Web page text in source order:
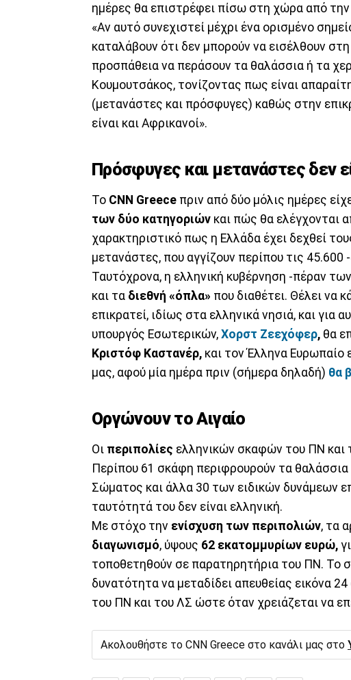
ημέρες θα επιστρέφει πίσω στη χώρα από την
«Αν αυτό συνεχιστεί μέχρι ένα ορισμένο
καταλάβουν ότι δεν μπορούν να εισέλθουν
προσπάθεια να περάσουν τα θαλάσσια ή τα
Κουμουτσάκος, τονίζοντας πως είναι
(μετανάστες και πρόσφυγες) καθώς στην
είναι και Αφρικανοί».
Πρόσφυγες και μετανάστες δεν
Το CNN Greece πριν από δύο μόλις ημέρες
των δύο κατηγοριών και πώς θα ελέγχονται
χαρακτηριστικό πως η Ελλάδα έχει δεχθεί
μετανάστες, που αγγίζουν περίπου τις 45.600
Ταυτόχρονα, η ελληνική κυβέρνηση -πέραν των
και τα διεθνή «όπλα» που διαθέτει. Θέλει να
επικρατεί, ιδίως στα ελληνικά νησιά, και για
υπουργός Εσωτερικών, Χορστ Ζεεχόφερ, θα
Κριστόφ Καστανέρ, και τον Έλληνα Ευρωπαίο
μας, αφού μία ημέρα πριν (σήμερα δηλαδή) θα
Οργώνουν το Αιγαίο
Οι περιπολίες ελληνικών σκαφών του ΠΝ και
Περίπου 61 σκάφη περιφρουρούν τα
Σώματος και άλλα 30 των ειδικών δυνάμεων
ταυτότητά του δεν είναι ελληνική.
Με στόχο την ενίσχυση των περιπολιών, τα
διαγωνισμό, ύψους 62 εκατομμυρίων ευρώ,
τοποθετηθούν σε παρατηρητήρια του ΠΝ. Το
δυνατότητα να μεταδίδει απευθείας εικόνα
του ΠΝ και του ΛΣ ώστε όταν χρειάζεται να
Ακολουθήστε το CNN Greece στο κανάλι μας στο